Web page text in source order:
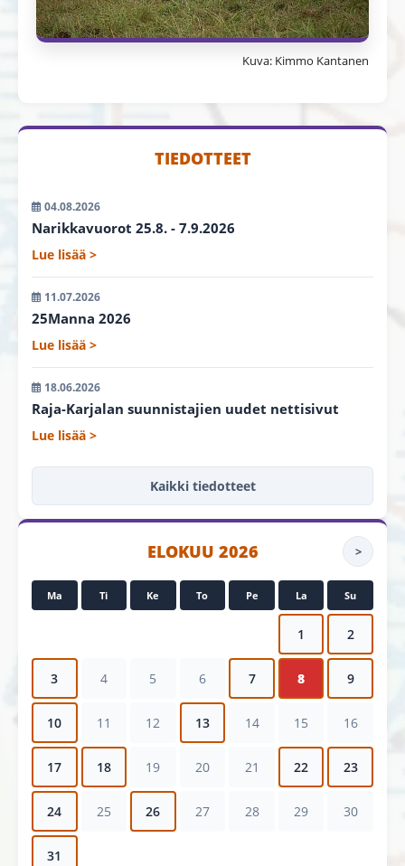
Kuva: Kimmo Kantanen
TIEDOTTEET
04.08.2026
Narikkavuorot 25.8. - 7.9.2026
Lue lisää >
11.07.2026
25Manna 2026
Lue lisää >
18.06.2026
Raja-Karjalan suunnistajien uudet nettisivut
Lue lisää >
Kaikki tiedotteet
ELOKUU 2026 >
Ma Ti Ke To Pe La Su
1 2
3 4 5 6 7 8 9
10 11 12 13 14 15 16
17 18 19 20 21 22 23
24 25 26 27 28 29 30
31